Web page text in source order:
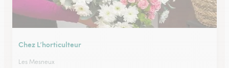
Chez L’horticulteur
Les Mesneux